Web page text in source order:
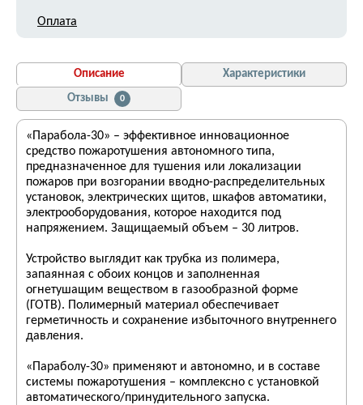
Оплата
Описание
Характеристики
Отзывы
0
«Парабола-30» – эффективное инновационное
средство пожаротушения автономного типа,
предназначенное для тушения или локализации
пожаров при возгорании вводно-распределительных
установок, электрических щитов, шкафов автоматики,
электрооборудования, которое находится под
напряжением. Защищаемый объем – 30 литров.
Устройство выглядит как трубка из полимера,
запаянная с обоих концов и заполненная
огнетушащим веществом в газообразной форме
(ГОТВ). Полимерный материал обеспечивает
герметичность и сохранение избыточного внутреннего
давления.
«Параболу-30» применяют и автономно, и в составе
системы пожаротушения – комплексно с установкой
автоматического/принудительного запуска.